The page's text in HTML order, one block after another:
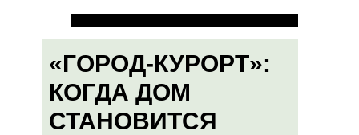
«ГОРОД-КУРОРТ»:
КОГДА ДОМ
СТАНОВИТСЯ